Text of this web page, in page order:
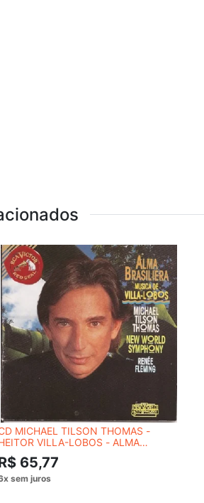
MICHAEL TILSON THOMAS -
VILLA-LOBOS - ALMA
BRASILEIRA
65,77